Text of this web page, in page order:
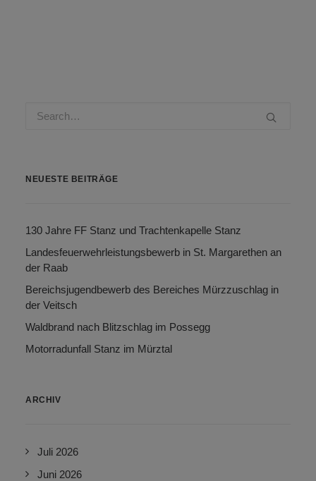
NEUESTE BEITRÄGE
130 Jahre FF Stanz und Trachtenkapelle Stanz
Landesfeuerwehrleistungsbewerb in St. Margarethen an
der Raab
Bereichsjugendbewerb des Bereiches Mürzzuschlag in
der Veitsch
Waldbrand nach Blitzschlag im Possegg
Motorradunfall Stanz im Mürztal
ARCHIV
Juli 2026
Juni 2026